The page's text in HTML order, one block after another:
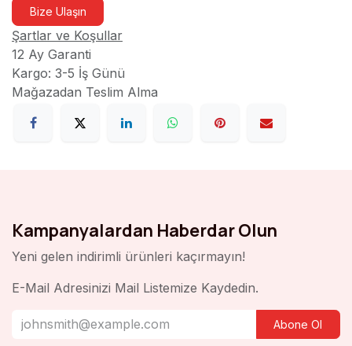
Bize Ulaşın
Şartlar ve Koşullar
12 Ay Garanti
Kargo: 3-5 İş Günü
Mağazadan Teslim Alma
Kampanyalardan Haberdar Olun
Yeni gelen indirimli ürünleri kaçırmayın!
E-Mail Adresinizi Mail Listemize Kaydedin.
Abone Ol